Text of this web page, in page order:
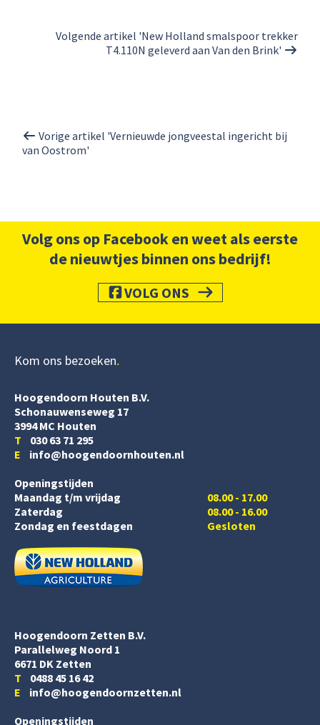
Volgende artikel 'New Holland smalspoor trekker
T4.110N geleverd aan Van den Brink'
Vorige artikel 'Vernieuwde jongveestal ingericht bij
van Oostrom'
Volg ons op Facebook en weet als eerste
de nieuwtjes binnen ons bedrijf!
VOLG ONS
Kom ons bezoeken
Hoogendoorn Houten B.V.
Schonauwenseweg 17
3994 MC Houten
T 030 63 71 295
E info@hoogendoornhouten.nl
Openingstijden
Maandag t/m vrijdag
Zaterdag
08.00 - 17.00
08.00 - 16.00
Zondag en feestdagen
Gesloten
Hoogendoorn Zetten B.V.
Parallelweg Noord 1
6671 DK Zetten
T 0488 45 16 42
E info@hoogendoornzetten.nl
Openingstijden